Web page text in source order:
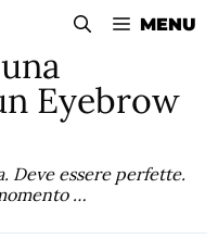
MENU
Eyebrow
Deve essere perfette.
…